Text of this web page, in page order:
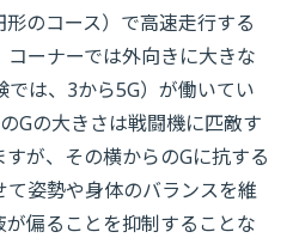
のコース）で高速走行する
ーナーでは外向きに大きな
では、3から5G）が働いてい
Gの大きさは戦闘機に匹敵す
が、その横からのGに抗する
て姿勢や身体のバランスを維
偏ることを抑制することな